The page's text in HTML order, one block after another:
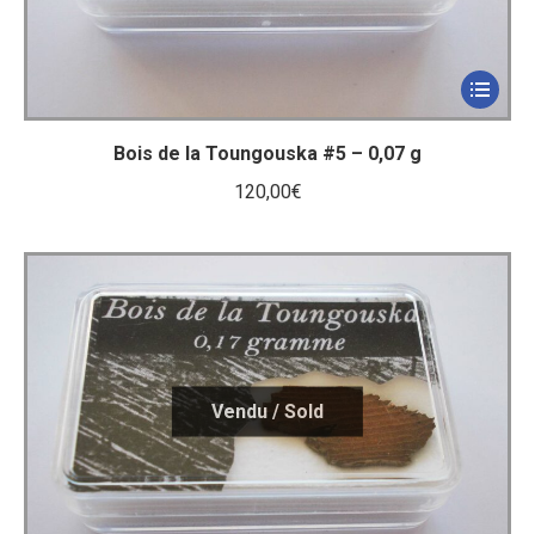
Bois de la Toungouska #5 – 0,07 g
120,00€